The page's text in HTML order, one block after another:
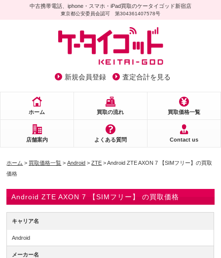
中古携帯電話、iphone・スマホ・iPad買取のケータイゴッド新宿店
東京都公安委員会認可 第304361407578号
新規会員登録 査定合計を見る
ホーム 買取の流れ 買取価格一覧
店舗案内 よくある質問 Contact us
ホーム > 買取価格一覧 >Android >ZTE > Android ZTE AXON 7 【SIMフリー】の買取
価格
Android ZTE AXON 7 【SIMフリー】 の買取価格
キャリア名
Android
メーカー名